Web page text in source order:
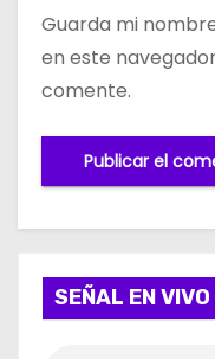
Guarda mi
en este
comente.
SEÑAL EN VIVO